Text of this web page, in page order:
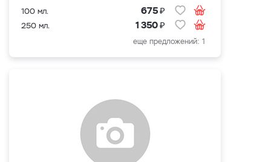
100 мл. 675₽
250 мл. 1 350₽
еще предложений: 1